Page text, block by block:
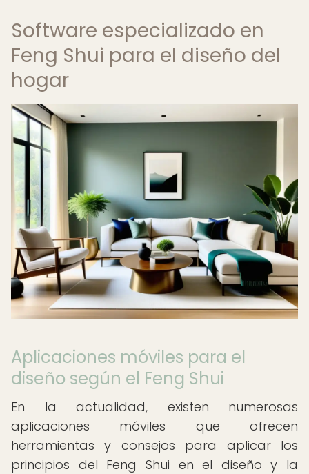
Software especializado en
Feng Shui para el diseño del
hogar
Aplicaciones móviles para el
diseño según el Feng Shui
En la actualidad, existen numerosas
aplicaciones móviles que ofrecen
herramientas y consejos para aplicar los
principios del Feng Shui en el diseño y la